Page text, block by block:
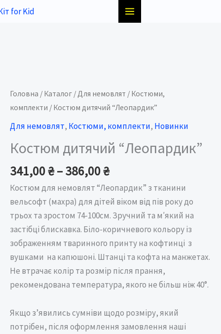
Перейти
Головна / Каталог / Для немовлят / Костюми,
комплекти / Костюм дитячий “Леопардик”
Для немовлят, Костюми, комплекти, Новинки
Костюм дитячий “Леопардик”
341,00₴–386,00₴
341,00 ₴
through
Костюм для немовлят “Леопардик” з тканини
вельсофт (махра) для дітей віком від пів року до
трьох та зростом 74-100см. Зручний та м′який на
застібці блискавка. Біло-коричневого кольору із
зображенням тваринного принту на кофтинці з
вушками на капюшоні. Штанці та кофта на манжетах.
Не втрачає колір та розмір після прання,
рекомендована температура, якого не більш ніж 40°.
Якщо з’явились сумніви щодо розміру, який
потрібен, після оформлення замовлення наші
"Леопардик"
кількість